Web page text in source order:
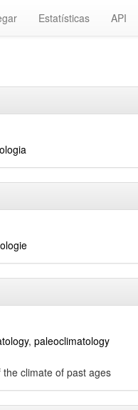
Estatísticas API
, paleoclimatology
climate of past ages